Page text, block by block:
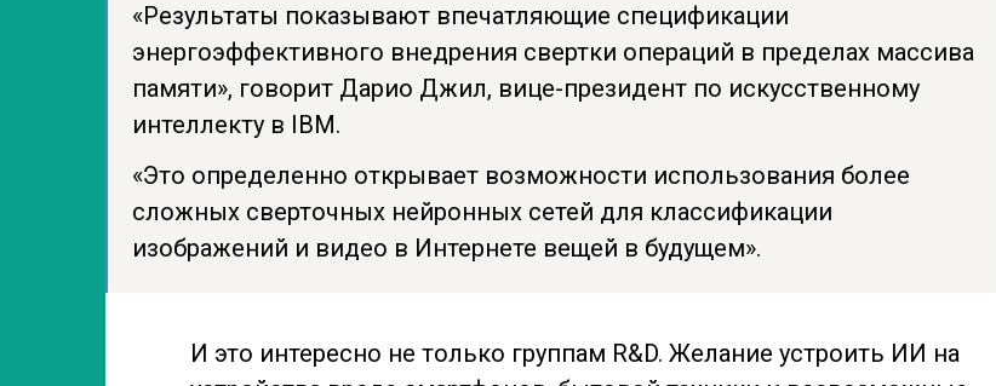
«Результаты показывают впечатляющие спецификации
энергоэффективного внедрения свертки операций в пределах массива
памяти», говорит Дарио Джил, вице-президент по искусственному
интеллекту в IBM.
«Это определенно открывает возможности использования более
сложных сверточных нейронных сетей для классификации
изображений и видео в Интернете вещей в будущем».
И это интересно не только группам R&D. Желание устроить ИИ на